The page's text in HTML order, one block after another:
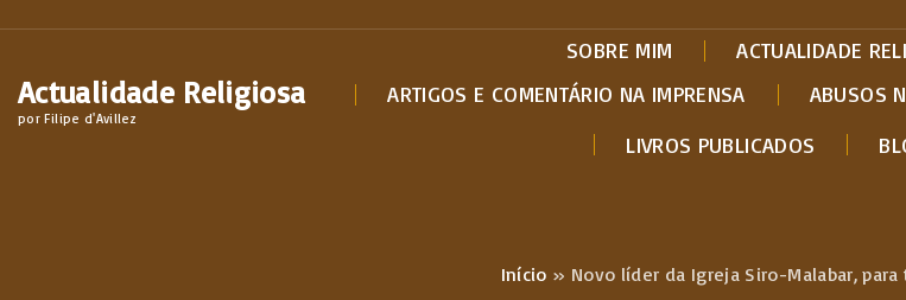
Actualidade Religiosa
por Filipe d'Avillez
SOBRE MIM ACTUALIDADE
ARTIGOS E COMENTÁRIO NA IMPRENSA
ABUSOS
LIVROS PUBLICADOS
Início » Novo líder da Igreja Siro-Malabar,